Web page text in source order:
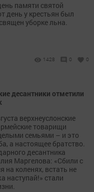
памяти святой
день у крестьян был
уборке льна.
1428 0 0
десантники отметили
верхнеуслонские
товарищи
семьями – и это
а настоящее братство.
десантника
Маргелова: «Сбили с
на коленях, встать не
наступай!» стали